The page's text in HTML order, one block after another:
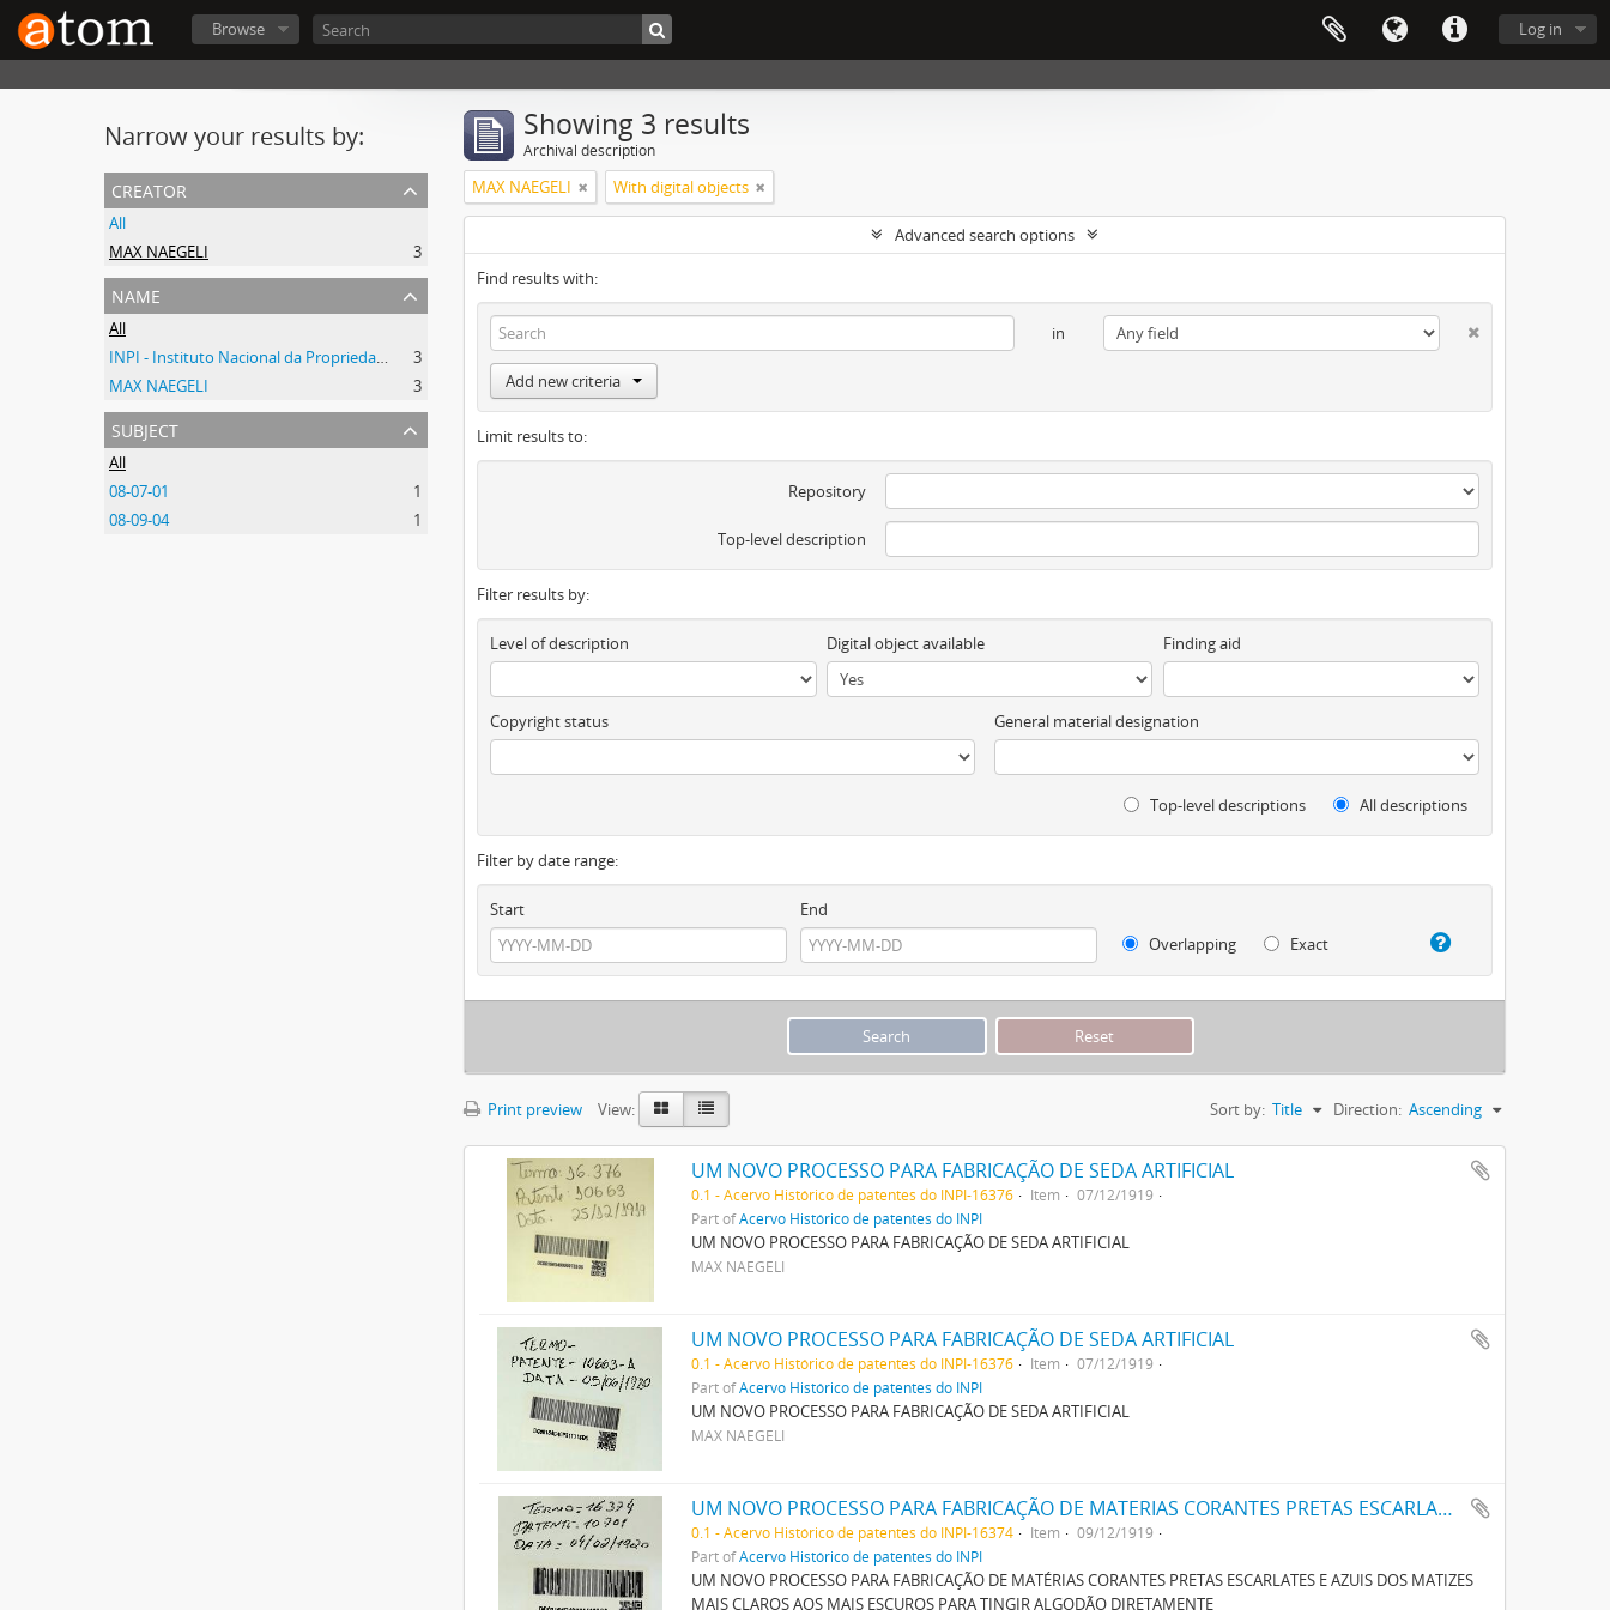
Log in
Browse
Narrow your results by:
creator
All
MAX NAEGELI
3
name
All
INPI - Instituto Nacional da Propriedade Industrial
3
MAX NAEGELI
3
subject
All
08-07-01
1
08-09-04
1
Showing 3 results
Archival description
MAX NAEGELI With digital objects
Advanced search options
Find results with:
in
Add new criteria
Limit results to:
Repository
Top-level description
Filter results by:
Level of description Digital object available Finding aid
Copyright status General material designation
Top-level descriptions All descriptions
Filter by date range:
Start
End
Overlapping
Exact
Print preview View: Sort by: Title Direction: Ascending
UM NOVO PROCESSO PARA FABRICAÇÃO DE SEDA ARTIFICIAL
0.1 - Acervo Histórico de patentes do INPI-16376 Item
07/12/1919
Part ofAcervo Histórico de patentes do INPI
UM NOVO PROCESSO PARA FABRICAÇÃO DE SEDA ARTIFICIAL
MAX NAEGELI
UM NOVO PROCESSO PARA FABRICAÇÃO DE SEDA ARTIFICIAL
0.1 - Acervo Histórico de patentes do INPI-16376 Item
07/12/1919
Part ofAcervo Histórico de patentes do INPI
UM NOVO PROCESSO PARA FABRICAÇÃO DE SEDA ARTIFICIAL
MAX NAEGELI
UM NOVO PROCESSO PARA FABRICAÇÃO DE MATERIAS CORANTES PRETAS ESCARLATES E AZUIS DOS MATIZES MAIS CLAROS AOS MAIS ESCUROS PARA TINGIR ALGODÃO DIRECTAMENTE
0.1 - Acervo Histórico de patentes do INPI-16374 Item
09/12/1919
Part ofAcervo Histórico de patentes do INPI
UM NOVO PROCESSO PARA FABRICAÇÃO DE MATÉRIAS CORANTES PRETAS ESCARLATES E AZUIS DOS MATIZES
MAIS CLAROS AOS MAIS ESCUROS PARA TINGIR ALGODÃO DIRETAMENTE